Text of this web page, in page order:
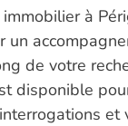
à
un
de votre
disponible
et